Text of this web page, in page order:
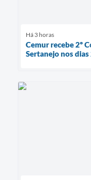
Há 3 horas
Cemur recebe 2º
Sertanejo nos